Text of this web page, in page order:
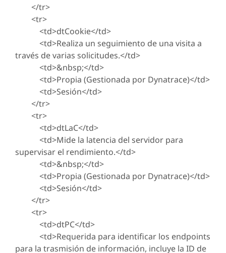
</tr>
<tr>
<td>dtCookie</td>
<td>Realiza un seguimiento de una visita a
través de varias solicitudes.</td>
<td>&nbsp;</td>
<td>Propia (Gestionada por Dynatrace)</td>
<td>Sesión</td>
</tr>
<tr>
<td>dtLaC</td>
<td>Mide la latencia del servidor para
supervisar el rendimiento.</td>
<td>&nbsp;</td>
<td>Propia (Gestionada por Dynatrace)</td>
<td>Sesión</td>
</tr>
<tr>
<td>dtPC</td>
<td>Requerida para identificar los endpoints
para la trasmisión de información, incluye la ID de